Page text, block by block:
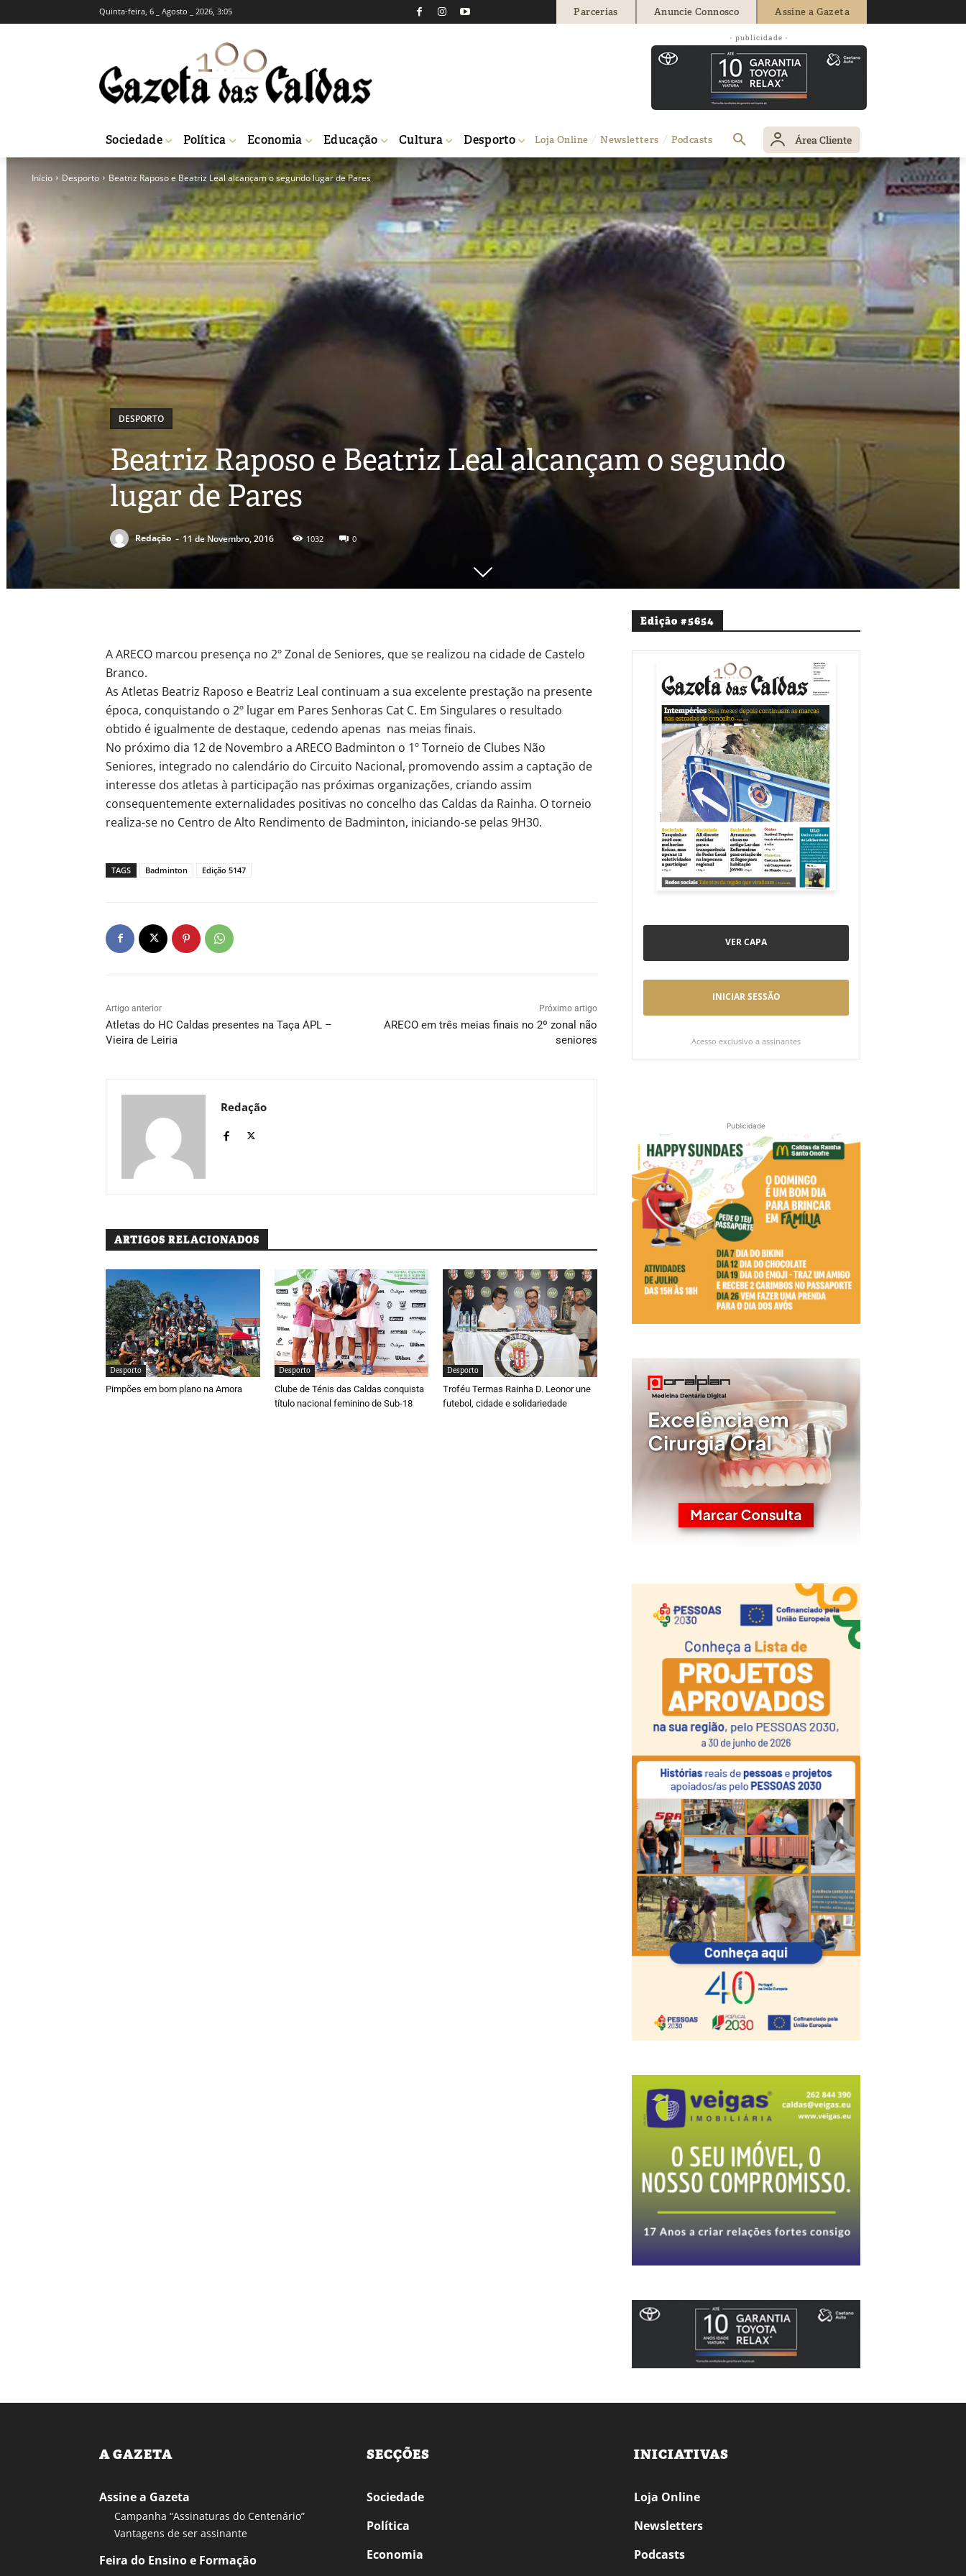
Quinta-feira, 6 _ Agosto _ 2026, 3:05 Parcerias Anuncie Connosco Assine a Gazeta
- publicidade -
Sociedade Política Economia Educação Cultura Desporto Loja Online Newsletters Podcasts Área Cliente
Início Desporto Beatriz Raposo e Beatriz Leal alcançam o segundo lugar de Pares
DESPORTO
Beatriz Raposo e Beatriz Leal alcançam o segundo
lugar de Pares
Redação - 11 de Novembro, 2016 1032 0
A ARECO marcou presença no 2º Zonal de Seniores, que se realizou na cidade de Castelo
Branco.
As Atletas Beatriz Raposo e Beatriz Leal continuam a sua excelente prestação na presente
época, conquistando o 2º lugar em Pares Senhoras Cat C. Em Singulares o resultado
obtido é igualmente de destaque, cedendo apenas nas meias finais.
No próximo dia 12 de Novembro a ARECO Badminton o 1º Torneio de Clubes Não
Seniores, integrado no calendário do Circuito Nacional, promovendo assim a captação de
interesse dos atletas à participação nas próximas organizações, criando assim
consequentemente externalidades positivas no concelho das Caldas da Rainha. O torneio
realiza-se no Centro de Alto Rendimento de Badminton, iniciando-se pelas 9H30.
TAGS Badminton Edição 5147
Artigo anterior
Atletas do HC Caldas presentes na Taça APL –
Vieira de Leiria
Próximo artigo
ARECO em três meias finais no 2º zonal não
seniores
Redação
ARTIGOS RELACIONADOS
Desporto
Pimpões em bom plano na Amora
Desporto
Clube de Ténis das Caldas conquista
título nacional feminino de Sub-18
Desporto
Troféu Termas Rainha D. Leonor une
futebol, cidade e solidariedade
Edição #5654
VER CAPA
INICIAR SESSÃO
Acesso exclusivo a assinantes
Publicidade
A GAZETA
Assine a Gazeta
Campanha “Assinaturas do Centenário”
Vantagens de ser assinante
Feira do Ensino e Formação
SECÇÕES
Sociedade
Política
Economia
INICIATIVAS
Loja Online
Newsletters
Podcasts